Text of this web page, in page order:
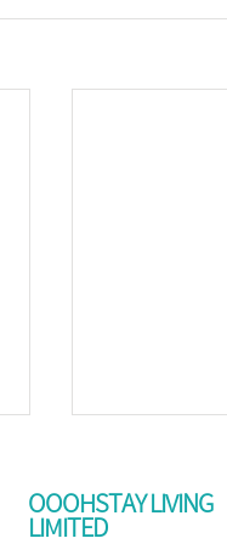
OOOHSTAY LIVING
LIMITED